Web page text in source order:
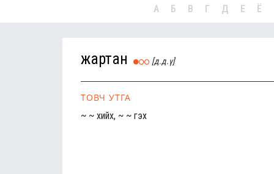
А Б В Г Д Е Ё
жартан [д.д.ү]
ТОВЧ УТГА
~ ~ хийх, ~ ~ гэх